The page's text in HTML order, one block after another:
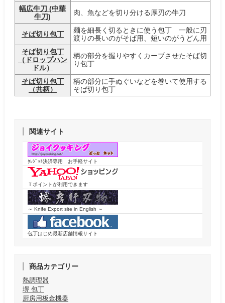
幅広牛刀 (中華
牛刀)
肉、魚などを切り分ける厚刃の牛刀
そば切り包丁
麺を細長く切るときに使う包丁 一般に刃
渡りの長いのがそば用、短いのがうどん用
そば切り包丁
（ドロップハン
ドル）
柄の部分を握りやすくカーブさせたそば切
り包丁
そば切り包丁
（共柄）
柄の部分に手ぬぐいなどを巻いて使用する
そば切り包丁
関連サイト
ｸﾚｼﾞｯﾄ決済専用 お手軽サイト
Ｔポイントが利用できます
～ Knife Export site in English ～
包丁はじめ最新店舗情報サイト
商品カテゴリー
熱調理器
堺 包丁
厨房用板金機器